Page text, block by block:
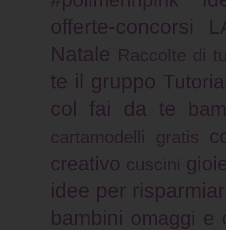
offerte-concorsi
Natale Raccolte di
te il gruppo
col fai da te
cartamodelli gratis
creativo cuscini
idee per
bambini omaggi e